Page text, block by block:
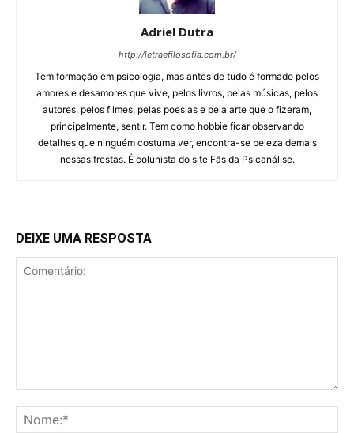
Adriel Dutra
http://letraefilosofia.com.br/
Tem formação em psicologia, mas antes de tudo é formado pelos
amores e desamores que vive, pelos livros, pelas músicas, pelos
autores, pelos filmes, pelas poesias e pela arte que o fizeram,
principalmente, sentir. Tem como hobbie ficar observando
detalhes que ninguém costuma ver, encontra-se beleza demais
nessas frestas. É colunista do site Fãs da Psicanálise.
DEIXE UMA RESPOSTA